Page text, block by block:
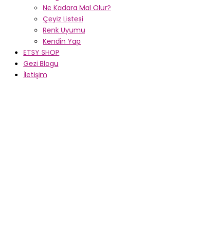
Ne Kadara Mal Olur?
Çeyiz Listesi
Renk Uyumu
Kendin Yap
ETSY SHOP
Gezi Blogu
İletişim